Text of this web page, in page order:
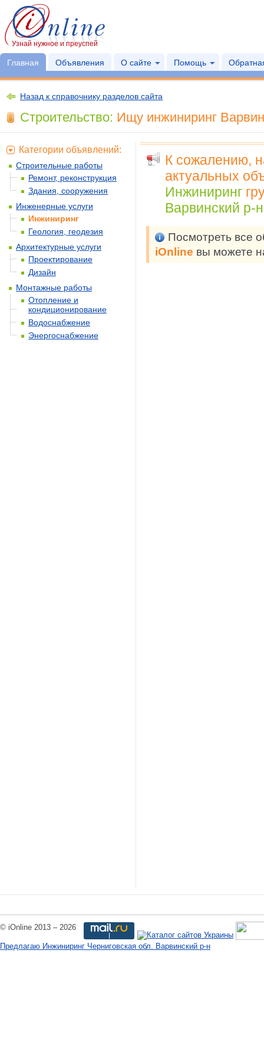
Узнай нужное и преуспей
Главная Объявления О сайте Помощь
Назад к справочнику разделов сайта
Строительство: Ищу инжиниринг
К сожалению,
актуальных
Инжиниринг
Варвинский р-
Посмотреть все
iOnline вы можете
Категории объявлений:
Строительные работы
Ремонт, реконструкция
Здания, сооружения
Инженерные услуги
Инжиниринг
Геология, геодезия
Архитектурные услуги
Проектирование
Дизайн
Монтажные работы
Отопление и
кондиционирование
Водоснабжение
Энергоснабжение
© iOnline 2013 – 2026
Предлагаю Инжиниринг Черниговская обл. Варвинский р-н